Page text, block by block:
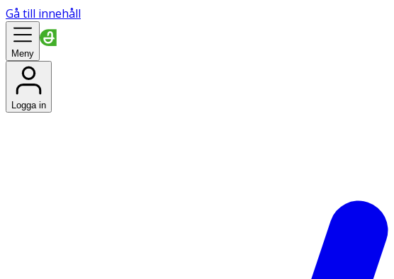
Gå till innehåll
Meny
Logga in